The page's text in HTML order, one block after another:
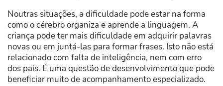
Noutras situações, a dificuldade pode estar na forma
como o cérebro organiza e aprende a linguagem. A
criança pode ter mais dificuldade em adquirir palavras
novas ou em juntá-las para formar frases. Isto não está
relacionado com falta de inteligência, nem com erro
dos pais. É uma questão de desenvolvimento que pode
beneficiar muito de acompanhamento especializado.